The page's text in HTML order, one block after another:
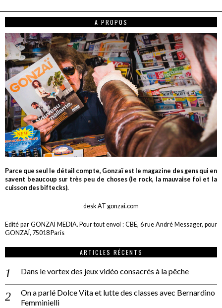
A PROPOS
Parce que seul le détail compte, Gonzaï est le magazine des gens qui en
savent beaucoup sur très peu de choses (le rock, la mauvaise foi et la
cuisson des biftecks).
desk AT gonzai.com
Edité par GONZAÏ MEDIA. Pour tout envoi : CBE, 6 rue André Messager, pour
GONZAÏ, 75018 Paris
ARTICLES RÉCENTS
Dans le vortex des jeux vidéo consacrés à la pêche
On a parlé Dolce Vita et lutte des classes avec Bernardino
Femminielli